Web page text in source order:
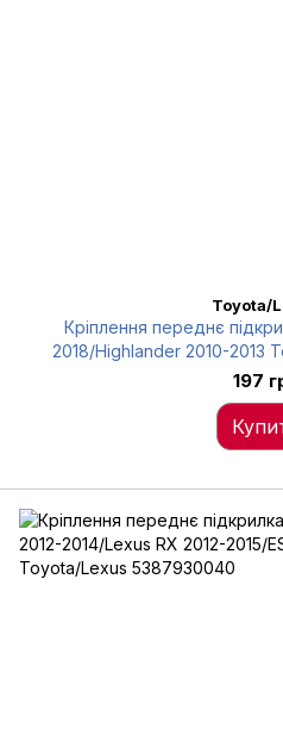
Toyota/
Кріплення переднє
2018/Highlander 2010-2013
197